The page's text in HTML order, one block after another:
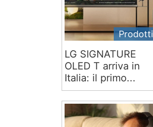
Prodotti
LG SIGNATURE
OLED T arriva in
Italia: il primo...